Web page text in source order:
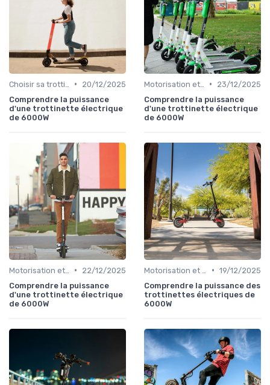
•
20/12/2025
Comprendre la puissance
d'une trottinette électrique
de 6000W
•
23/12/2025
Comprendre la puissance
d'une trottinette électrique
de 6000W
•
22/12/2025
Comprendre la puissance
d'une trottinette électrique
de 6000W
• 19/12/2025
Comprendre la puissance des
trottinettes électriques de
6000W